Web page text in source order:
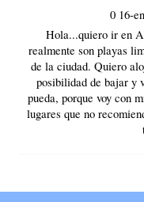
0 16-
Hola...quiero ir en
realmente son playas
de la ciudad. Quiero
posibilidad de bajar y
pueda, porque voy con
lugares que no